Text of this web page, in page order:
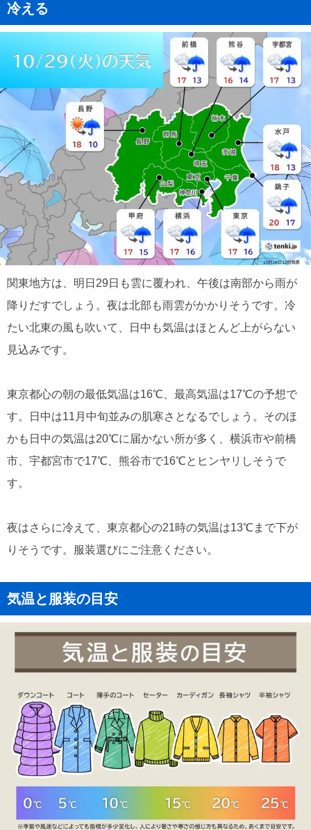
冷える
関東地方は、明日29日も雲に覆われ、午後は南部から雨が
降りだすでしょう。夜は北部も雨雲がかかりそうです。冷
たい北東の風も吹いて、日中も気温はほとんど上がらない
見込みです。
東京都心の朝の最低気温は16℃、最高気温は17℃の予想で
す。日中は11月中旬並みの肌寒さとなるでしょう。そのほ
かも日中の気温は20℃に届かない所が多く、横浜市や前橋
市、宇都宮市で17℃、熊谷市で16℃とヒンヤリしそうで
す。
夜はさらに冷えて、東京都心の21時の気温は13℃まで下が
りそうです。服装選びにご注意ください。
気温と服装の目安